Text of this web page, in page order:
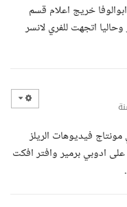
خريج اعلام قسم
اتجهت للفري لانسر
فيديوهات الريلز
ادوبي برمير وافتر افكت